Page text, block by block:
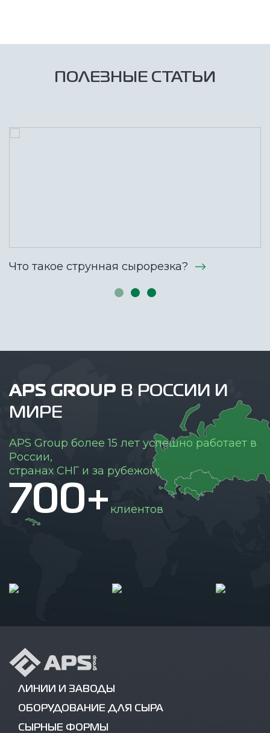
ПОЛЕЗНЫЕ СТАТЬИ
Что такое струнная сырорезка?
APS GROUP В РОССИИ И
МИРЕ
APS Group более 15 лет успешно работает в
России,
странах СНГ и за рубежом:
700+ клиентов
ЛИНИИ И ЗАВОДЫ
ОБОРУДОВАНИЕ ДЛЯ СЫРА
СЫРНЫЕ ФОРМЫ